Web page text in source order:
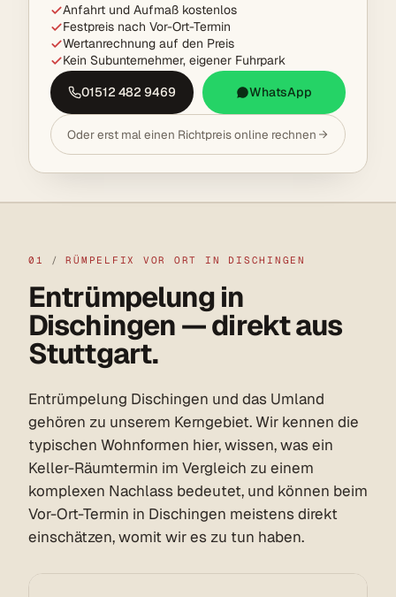
Anfahrt und Aufmaß kostenlos
Festpreis nach Vor-Ort-Termin
Wertanrechnung auf den Preis
Kein Subunternehmer, eigener Fuhrpark
01512 482 9469
WhatsApp
Oder erst mal einen Richtpreis online rechnen
01 / RÜMPELFIX VOR ORT IN DISCHINGEN
Entrümpelung in
Dischingen — direkt aus
Stuttgart.
Entrümpelung Dischingen und das Umland
gehören zu unserem Kerngebiet. Wir kennen die
typischen Wohnformen hier, wissen, was ein
Keller-Räumtermin im Vergleich zu einem
komplexen Nachlass bedeutet, und können beim
Vor-Ort-Termin in Dischingen meistens direkt
einschätzen, womit wir es zu tun haben.